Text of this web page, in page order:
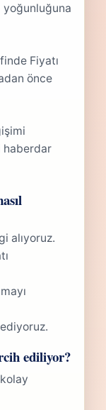
yoğunluğuna
Fiyatı
önce
haberdar
alıyoruz.
ediliyor?